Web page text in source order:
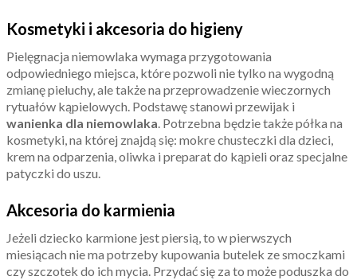
Kosmetyki i akcesoria do higieny
Pielęgnacja niemowlaka wymaga przygotowania
odpowiedniego miejsca, które pozwoli nie tylko na wygodną
zmianę pieluchy, ale także na przeprowadzenie wieczornych
rytuałów kąpielowych. Podstawę stanowi przewijak i
wanienka dla niemowlaka . Potrzebna będzie także półka na
kosmetyki, na której znajdą się: mokre chusteczki dla dzieci,
krem na odparzenia, oliwka i preparat do kąpieli oraz specjalne
patyczki do uszu.
Akcesoria do karmienia
Jeżeli dziecko karmione jest piersią, to w pierwszych
miesiącach nie ma potrzeby kupowania butelek ze smoczkami
czy szczotek do ich mycia. Przydać się za to może poduszka do